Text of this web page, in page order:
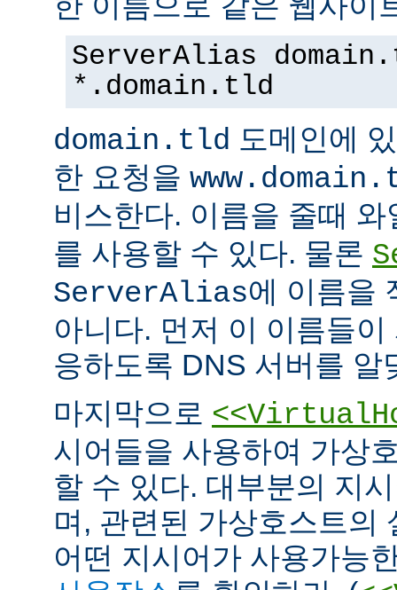
ServerAlias
*.domain.tld
domain.tld 도메인에
한 요청을
비스한다. 이름을 줄때
를 사용할 수 있다. 물론
ServerAlias에 이름을
아니다. 먼저 이 이름들
응하도록 DNS 서버를 알
마지막으로
시어들을 사용하여 가상
할 수 있다. 대부분의 지
며, 관련된 가상호스트의
어떤 지시어가 사용가능